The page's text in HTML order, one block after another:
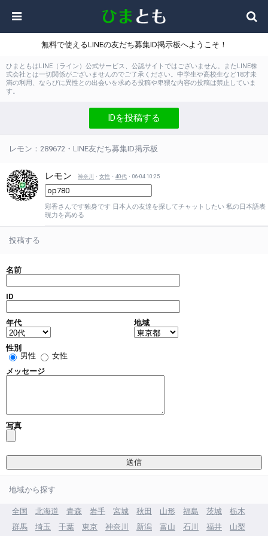
無料で使えるLINEの友だち募集ID掲示板へようこそ！
ひまともはLINE（ライン）公式サービス、公認サイトではございません。またLINE株
式会社とは一切関係がございませんのでご了承ください。中学生や高校生など18才未
満の利用、ならびに異性との出会いを求める投稿や卑猥な内容の投稿は禁止していま
す。
IDを投稿する
レモン：289672・LINE友だち募集ID掲示板
レモン 神奈川 ・ 女性 ・ 40代 ・06-04 10:25
彩香さんです独身です 日本人の友達を探してチャットしたい 私の日本語表
現力を高める
投稿する
名前
ID
年代 地域
性別
男性
女性
メッセージ
写真
地域から探す
全国 北海道 青森 岩手 宮城 秋田 山形 福島 茨城
栃木
群馬
埼玉 千葉 東京 神奈川 新潟 富山 石川 福井 山梨